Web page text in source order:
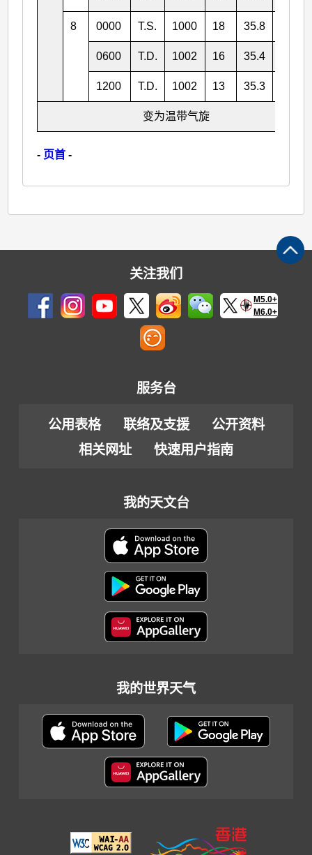
8 0000 T.S. 1000 18 35.8
0600 T.D. 1002 16 35.4
1200 T.D. 1002 13 35.3
变为温带气旋
- 页首 -
关注我们
M5.0+
M6.0+
服务台
公用表格 联络及支援
公开资料
相关网址
快速用户指南
我的天文台
我的世界天气